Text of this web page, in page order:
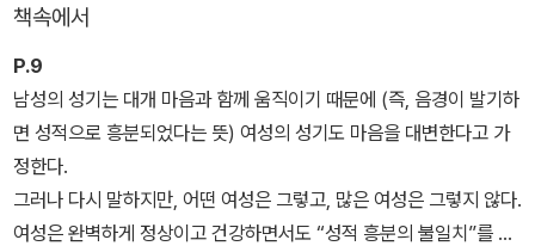
최절정으로 가는 핵심 루트이기 때문이다. 저자는 자신의 머릿속을
‘도서관’에 비유한다. 수많은 사람이 찾아와 질문하고 사연을 털어놓
는데, 그 이야기 하나하나가 머릿속 책장 한 칸씩을 차지하기 때문이
다.
저자는 증거와 방법을 중요시하는 학자다. 그렇기에 이 책은 뇌의 메
커니즘을 먼저 설명한다. 이어서 과학과 관련된 증거들로 채워나간
책속에서
P.9
남성의 성기는 대개 마음과 함께 움직이기 때문에 (즉, 음경이 발기하
면 성적으로 흥분되었다는 뜻) 여성의 성기도 마음을 대변한다고 가
정한다.
그러나 다시 말하지만, 어떤 여성은 그렇고, 많은 여성은 그렇지 않다.
여성은 완벽하게 정상이고 건강하면서도 “성적 흥분의 불일치”를 경